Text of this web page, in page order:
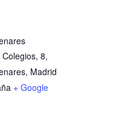
8,
Madrid
+ Google